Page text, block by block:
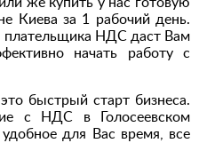
Киева за 1 рабочий день.
плательщика НДС даст Вам
начать работу с
быстрый старт бизнеса.
с НДС в Голосеевском
для Вас время, все